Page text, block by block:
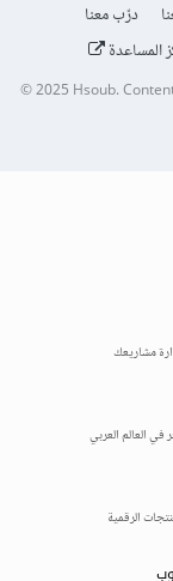
درّب معنا
المساعدة
© 2025Hsoub.